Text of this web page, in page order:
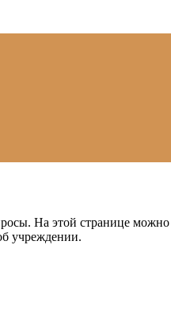
На этой странице можно
учреждении.